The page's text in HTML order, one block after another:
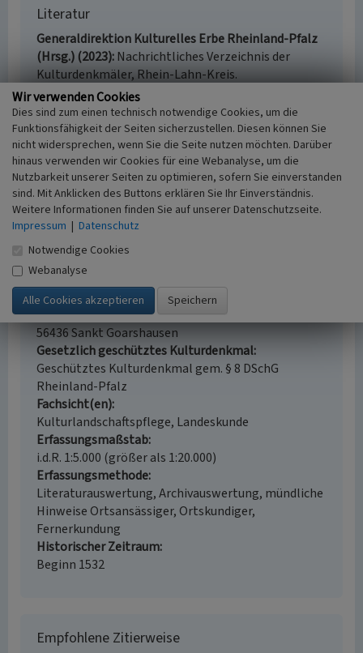
Literatur
Generaldirektion Kulturelles Erbe Rheinland-Pfalz
(Hrsg.) (2023) Nachrichtliches Verzeichnis der
Kulturdenkmäler, Rhein-Lahn-Kreis.
Denkmalverzeichnis Rhein-Lahn-Kreis, 19. April
2023. S. 49, Mainz. Online verfügbar:
denkmalliste.gdke-rlp/Rhein-Lahn-Kreis, abgerufen
am 16.06.2023
Altes Rathaus in Sankt Goarshausen
Schlagwörter
Rathaus
Straße / Hausnummer
Burgstraße 7
Ort
56436 Sankt Goarshausen
Gesetzlich geschütztes Kulturdenkmal
Geschütztes Kulturdenkmal gem. § 8 DSchG
Rheinland-Pfalz
Fachsicht(en)
Kulturlandschaftspflege, Landeskunde
Erfassungsmaßstab
i.d.R. 1:5.000 (größer als 1:20.000)
Erfassungsmethode
Literaturauswertung, Archivauswertung, mündliche
Hinweise Ortsansässiger, Ortskundiger,
Fernerkundung
Historischer Zeitraum
Beginn 1532
Empfohlene Zitierweise
Wir verwenden Cookies
Dies sind zum einen technisch notwendige Cookies, um die
Funktionsfähigkeit der Seiten sicherzustellen. Diesen können Sie
nicht widersprechen, wenn Sie die Seite nutzen möchten. Darüber
hinaus verwenden wir Cookies für eine Webanalyse, um die
Nutzbarkeit unserer Seiten zu optimieren, sofern Sie einverstanden
sind. Mit Anklicken des Buttons erklären Sie Ihr Einverständnis.
Weitere Informationen finden Sie auf unserer Datenschutzseite.
Impressum | Datenschutz
Notwendige Cookies
Webanalyse